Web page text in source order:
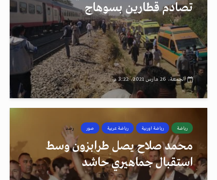
تصادم قطارين بسوهاج
الجمعة، 26 مارس 2021، 3:22 م
رياضة رياضة اوربية رياضة عربية صور رصد
محمد صلاح يصل طرابزون وسط
استقبال جماهيري حاشد